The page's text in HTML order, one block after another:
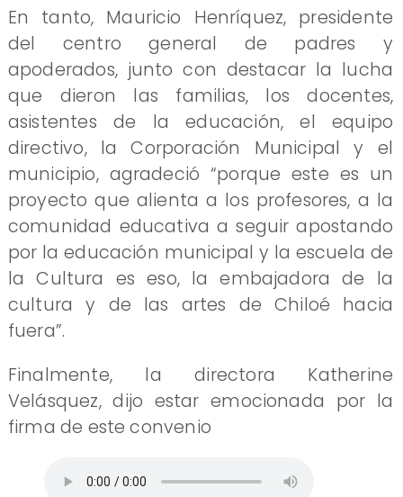
En tanto, Mauricio Henríquez, presidente
del centro general de padres y
apoderados, junto con destacar la lucha
que dieron las familias, los docentes,
asistentes de la educación, el equipo
directivo, la Corporación Municipal y el
municipio, agradeció “porque este es un
proyecto que alienta a los profesores, a la
comunidad educativa a seguir apostando
por la educación municipal y la escuela de
la Cultura es eso, la embajadora de la
cultura y de las artes de Chiloé hacia
fuera”.
Finalmente, la directora Katherine
Velásquez, dijo estar emocionada por la
firma de este convenio